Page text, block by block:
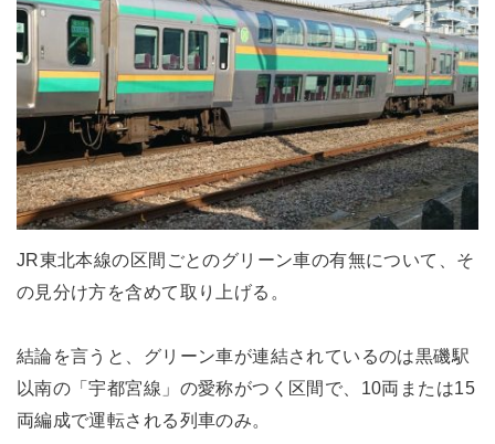
JR東北本線の区間ごとのグリーン車の有無について、そ
の見分け方を含めて取り上げる。
結論を言うと、グリーン車が連結されているのは黒磯駅
以南の「宇都宮線」の愛称がつく区間で、10両または15
両編成で運転される列車のみ。